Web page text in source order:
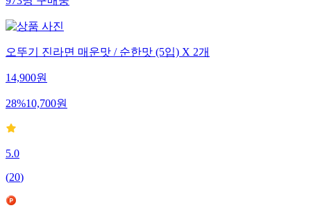
973명구매중
오뚜기 진라면 매운맛 / 순한맛 (5입) X 2개
14,900원
28%10,700원
5.0
(20)